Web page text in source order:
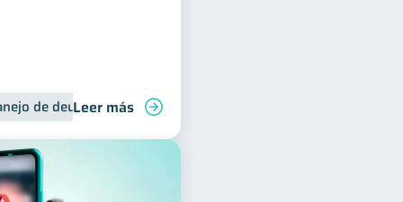
Finanzas familiares
de deudas Control de deudas
Leer más